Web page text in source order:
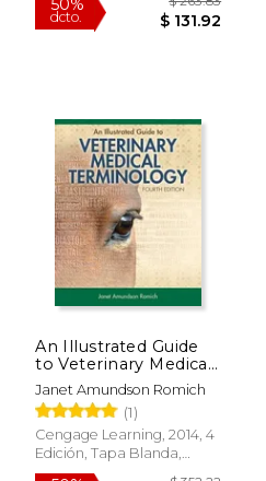
An Illustrated Guide
to Veterinary Medical
Terminology Fourth
Edition (en Inglés)
Janet Amundson Romich
(1)
Cengage Learning, 2014, 4
Edición, Tapa Blanda,
Nuevo